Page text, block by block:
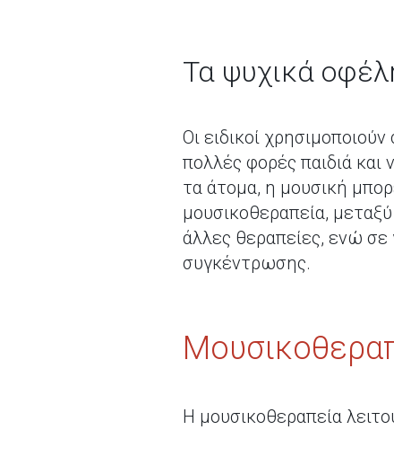
Τα ψυχικά
Οι ειδικοί
πολλές φορές παιδιά και
τα άτομα, η μουσική
μουσικοθεραπεία,
άλλες θεραπείες, ενώ
συγκέντρωσης.
Η μουσικοθεραπεία